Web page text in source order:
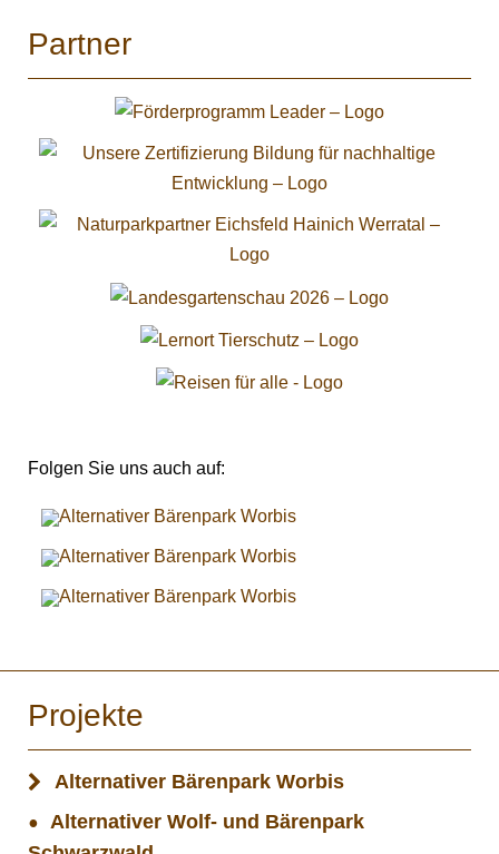
Partner
Folgen Sie uns auch auf:
Projekte
Alternativer Bärenpark Worbis
Alternativer Wolf- und Bärenpark